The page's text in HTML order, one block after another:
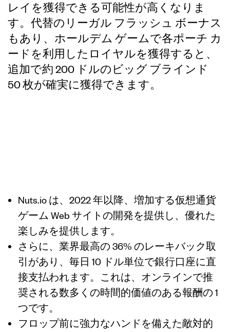
レイを獲得できる可能性が高くなりま
す。代替のリーガル フラッシュ ボーナス
もあり、ホールデム ゲームで各ポーチ カ
ードを利用したロイヤルを獲得すると、
追加で約 200 ドルのビッグ ブラインド
50 枚が確実に獲得できます。
Nuts.io は、2022 年以降、増加する仮想通貨
ゲーム Web サイトの開発を提供し、優れた
楽しみを提供します。
さらに、業界最高の 36% のレーキバック取
引があり、毎日 10 ドル単位で銀行口座に直
接支払われます。これは、オンラインで推
奨される数多くの時間的価値のある報酬の 1
つです。
フロップ前に強力なハンドを備えた敵対的